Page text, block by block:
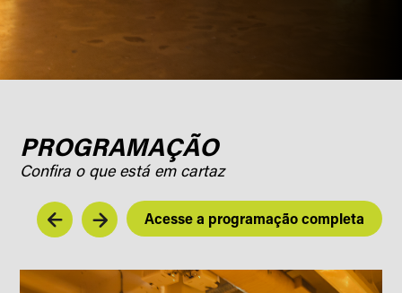
PROGRAMAÇÃO
Confira o que está em cartaz
Acesse a programação completa